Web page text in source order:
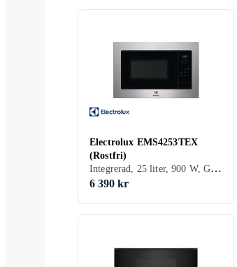
Electrolux EMS4253TEX
(Rostfri)
Integrerad, 25 liter, 900 W, Grillfunktion
6 390 kr